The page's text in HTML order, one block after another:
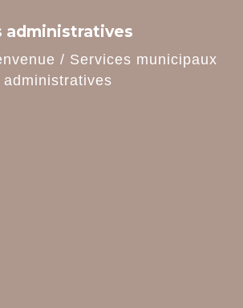
administratives
/ Services municipaux
administratives